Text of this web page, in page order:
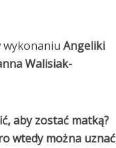
Angeliki
Walisiak-
aby zostać matką?
wtedy można uznać